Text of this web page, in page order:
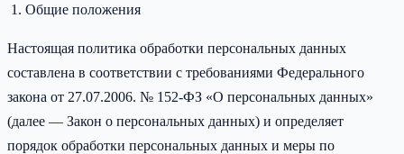
Общие положения
Настоящая политика обработки персональных данных
составлена в соответствии с требованиями Федерального
закона от 27.07.2006. № 152-ФЗ «О персональных данных»
(далее — Закон о персональных данных) и определяет
порядок обработки персональных данных и меры по